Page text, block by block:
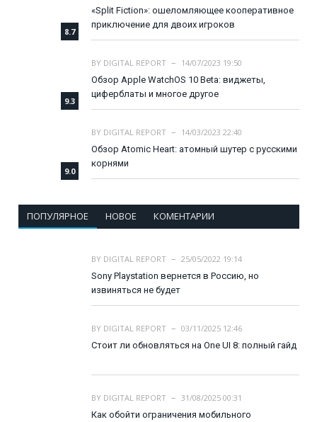
8.7
«Split Fiction»: ошеломляющее кооперативное
приключение для двоих игроков
9.3
BY DIGITAL REPORT
14/07/2023 19:50
Обзор Apple WatchOS 10 Beta: виджеты,
циферблаты и многое другое
9.0
BY DIGITAL REPORT
14/03/2023 22:40
Обзор Atomic Heart: атомный шутер с русскими
корнями
ПОПУЛЯРНОЕ НОВОЕ КОМЕНТАРИИ
BY DIGITAL REPORT
25/05/2022 19:14
Sony Playstation вернется в Россию, но
извиняться не будет
BY DIGITAL REPORT
03/11/2025 12:46
Стоит ли обновляться на One UI 8: полный гайд
BY DIGITAL REPORT
31/08/2025 00:31
Как обойти ограничения мобильного